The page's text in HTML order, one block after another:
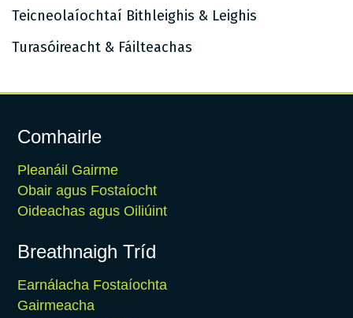
Teicneolaíochtaí Bithleighis & Leighis
Turasóireacht & Fáilteachas
Comhairle
Pleanáil Gairme
Obair agus Fostaíocht
Oideachas agus Oiliúint
Breathnaigh Tríd
Earnálacha Fostaíochta
Gairmeacha